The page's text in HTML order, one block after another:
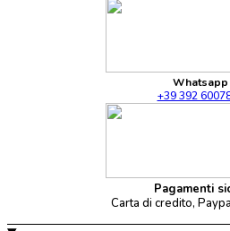
Whatsapp
+39 392
Pagamenti
Carta di credito,